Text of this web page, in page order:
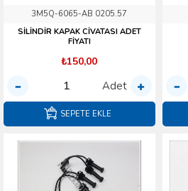
3M5Q-6065-AB 0205.57
SİLİNDİR KAPAK CİVATASI ADET
FİYATI
₺150,00
Adet
SEPETE EKLE